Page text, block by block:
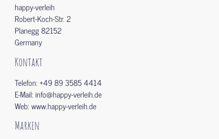
happy-verleih
Robert-Koch-Str. 2
Planegg 82152
Germany
Kontakt
Telefon: +49 89 3585 4414
E-Mail: info@happy-verleih.de
Web: www.happy-verleih.de
Marken